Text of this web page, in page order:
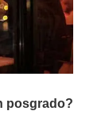
posgrado?